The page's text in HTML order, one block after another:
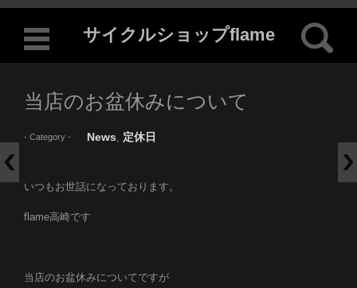
サイクルショップflame
検索:
コンテンツに移動
当店のお盆休みについて
- Category - News, 定休日
いつもお世話になっております。
flame高崎です
当店のお盆休みについてですが